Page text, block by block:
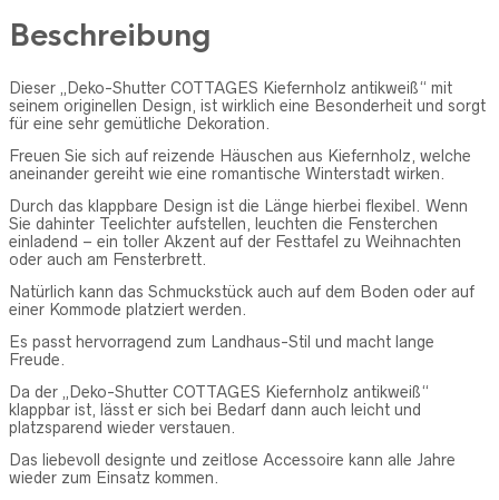
Beschreibung
Dieser „Deko-Shutter COTTAGES Kiefernholz antikweiß“ mit
seinem originellen Design, ist wirklich eine Besonderheit und sorgt
für eine sehr gemütliche Dekoration.
Freuen Sie sich auf reizende Häuschen aus Kiefernholz, welche
aneinander gereiht wie eine romantische Winterstadt wirken.
Durch das klappbare Design ist die Länge hierbei flexibel. Wenn
Sie dahinter Teelichter aufstellen, leuchten die Fensterchen
einladend – ein toller Akzent auf der Festtafel zu Weihnachten
oder auch am Fensterbrett.
Natürlich kann das Schmuckstück auch auf dem Boden oder auf
einer Kommode platziert werden.
Es passt hervorragend zum Landhaus-Stil und macht lange
Freude.
Da der „Deko-Shutter COTTAGES Kiefernholz antikweiß“
klappbar ist, lässt er sich bei Bedarf dann auch leicht und
platzsparend wieder verstauen.
Das liebevoll designte und zeitlose Accessoire kann alle Jahre
wieder zum Einsatz kommen.